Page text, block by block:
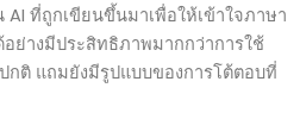
ที่ถูกเขียนขึ้นมาเพื่อให้เข้าใจภาษา
ย่างมีประสิทธิภาพมากกว่าการใช้
กติ แถมยังมีรูปแบบของการโต้ตอบที่